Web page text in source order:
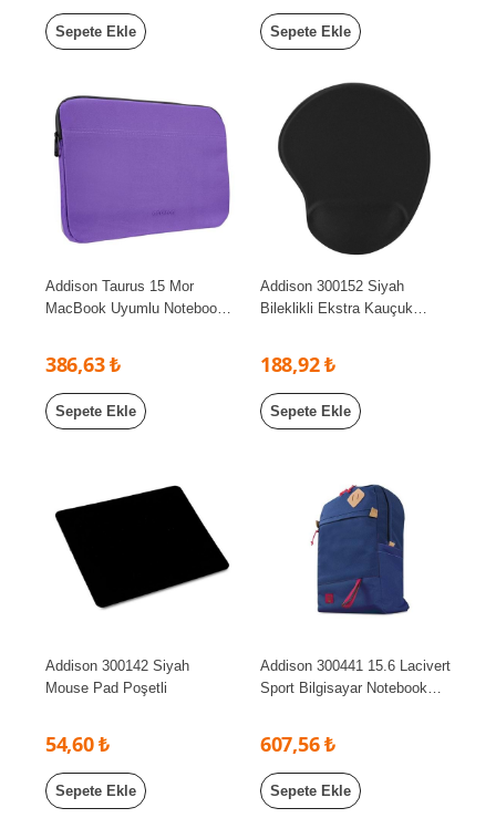
Sepete Ekle Sepete Ekle
Addison Taurus 15 Mor
MacBook Uyumlu Notebook
386,63 ₺
Sepete Ekle
Addison 300152 Siyah
Bileklikli Ekstra Kauçuk
188,92 ₺
Sepete Ekle
Addison 300142 Siyah
Mouse Pad Poşetli
54,60 ₺
Sepete Ekle
Addison 300441 15.6 Lacivert
Sport Bilgisayar Notebook
607,56 ₺
Sepete Ekle